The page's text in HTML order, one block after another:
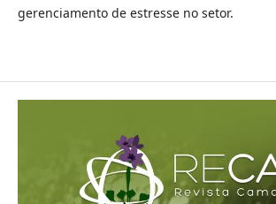
gerenciamento de estresse no setor.